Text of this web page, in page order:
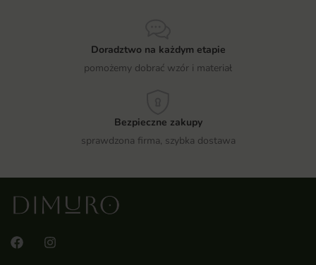
Doradztwo na każdym etapie
pomożemy dobrać wzór i materiał
Bezpieczne zakupy
sprawdzona firma, szybka dostawa